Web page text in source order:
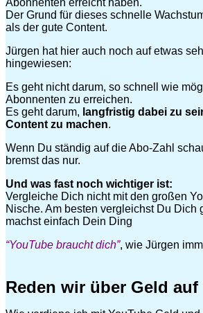
Der Grund für dieses schnelle
als der gute Content.
Jürgen hat hier auch noch auf etwas
hingewiesen:
Es geht nicht darum, so schnell wie
Abonnenten zu erreichen.
Es geht darum, langfristig dabei zu
Content zu machen.
Wenn Du ständig auf die Abo-Zahl
bremst das nur.
Und was fast noch wichtiger ist:
Vergleiche Dich nicht mit den großen
Nische. Am besten vergleichst Du Dich
machst einfach Dein Ding
“YouTube braucht dich”, wie Jürgen
Reden wir über Geld auf